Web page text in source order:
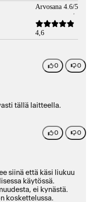
Arvosana 4.6/5
4,6
0 0
tällä laitteella.
0 0
siinä että käsi liukuu
käytössä.
ei kynästä.
koskettelussa.